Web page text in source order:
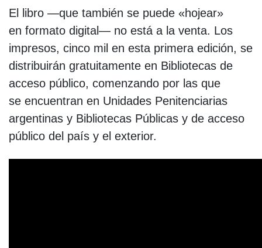
El libro —que también se puede «hojear»
en formato digital— no está a la venta. Los
impresos, cinco mil en esta primera edición, se
distribuirán gratuitamente en Bibliotecas de
acceso público, comenzando por las que
se encuentran en Unidades Penitenciarias
argentinas y Bibliotecas Públicas y de acceso
público del país y el exterior.